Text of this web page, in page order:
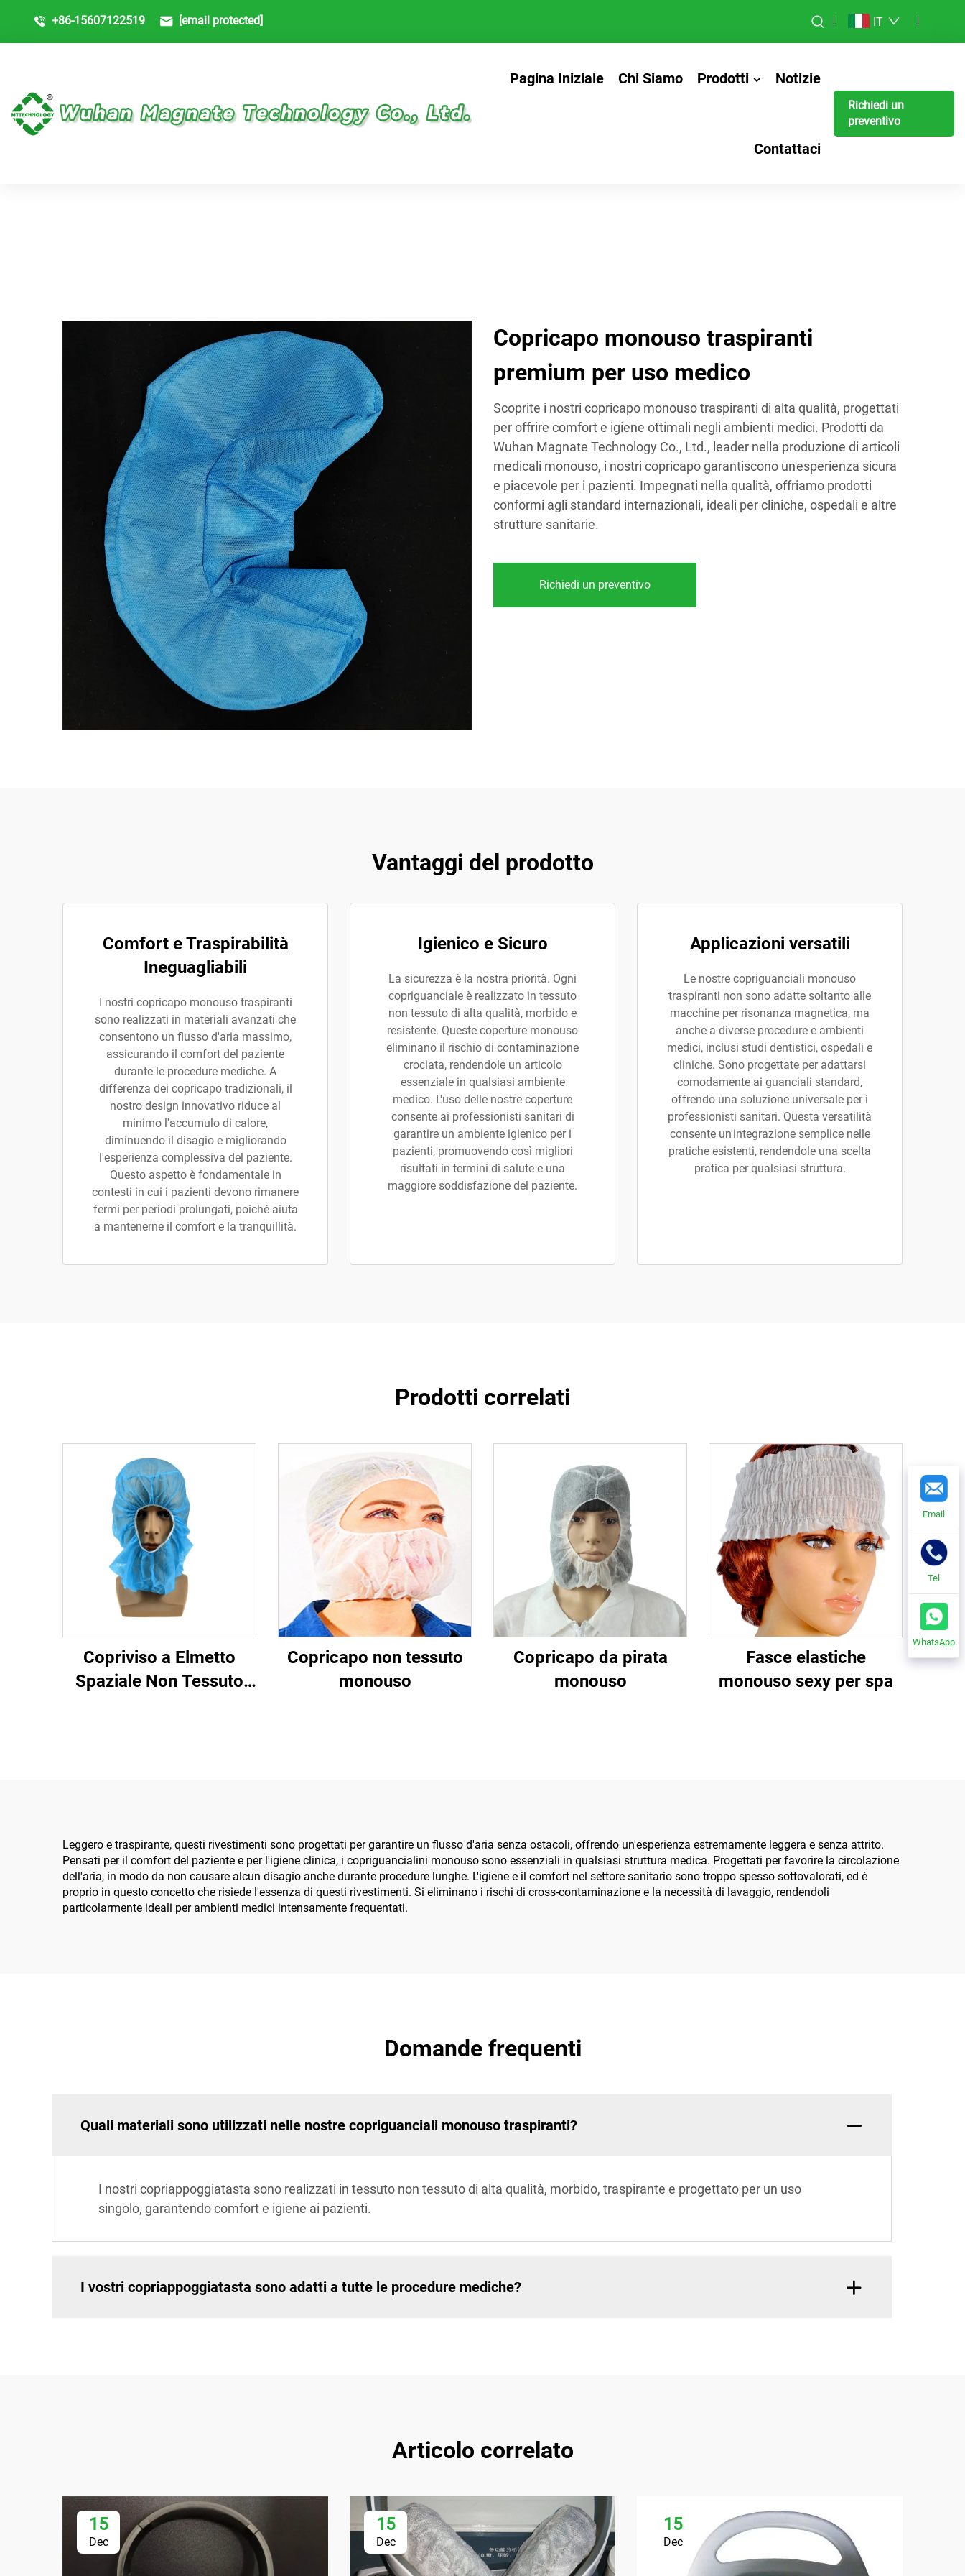
+86-15607122519 [email protected] IT
Pagina Iniziale Chi Siamo Prodotti Notizie
Contattaci
Richiedi un
preventivo
Copricapo monouso traspiranti
premium per uso medico
Scoprite i nostri copricapo monouso traspiranti di alta qualità, progettati
per offrire comfort e igiene ottimali negli ambienti medici. Prodotti da
Wuhan Magnate Technology Co., Ltd., leader nella produzione di articoli
medicali monouso, i nostri copricapo garantiscono un'esperienza sicura
e piacevole per i pazienti. Impegnati nella qualità, offriamo prodotti
conformi agli standard internazionali, ideali per cliniche, ospedali e altre
strutture sanitarie.
Richiedi un preventivo
Vantaggi del prodotto
Comfort e Traspirabilità
Ineguagliabili
I nostri copricapo monouso traspiranti
sono realizzati in materiali avanzati che
consentono un flusso d'aria massimo,
assicurando il comfort del paziente
durante le procedure mediche. A
differenza dei copricapo tradizionali, il
nostro design innovativo riduce al
minimo l'accumulo di calore,
diminuendo il disagio e migliorando
l'esperienza complessiva del paziente.
Questo aspetto è fondamentale in
contesti in cui i pazienti devono rimanere
fermi per periodi prolungati, poiché aiuta
a mantenerne il comfort e la tranquillità.
Igienico e Sicuro
La sicurezza è la nostra priorità. Ogni
copriguanciale è realizzato in tessuto
non tessuto di alta qualità, morbido e
resistente. Queste coperture monouso
eliminano il rischio di contaminazione
crociata, rendendole un articolo
essenziale in qualsiasi ambiente
medico. L'uso delle nostre coperture
consente ai professionisti sanitari di
garantire un ambiente igienico per i
pazienti, promuovendo così migliori
risultati in termini di salute e una
maggiore soddisfazione del paziente.
Applicazioni versatili
Le nostre copriguanciali monouso
traspiranti non sono adatte soltanto alle
macchine per risonanza magnetica, ma
anche a diverse procedure e ambienti
medici, inclusi studi dentistici, ospedali e
cliniche. Sono progettate per adattarsi
comodamente ai guanciali standard,
offrendo una soluzione universale per i
professionisti sanitari. Questa versatilità
consente un'integrazione semplice nelle
pratiche esistenti, rendendole una scelta
pratica per qualsiasi struttura.
Prodotti correlati
Copriviso a Elmetto
Spaziale Non Tessuto
Copricapo non tessuto
monouso
Copricapo da pirata
monouso
Fasce elastiche
monouso sexy per spa
Leggero e traspirante, questi rivestimenti sono progettati per garantire un flusso d'aria senza ostacoli, offrendo un'esperienza estremamente leggera e senza attrito.
Pensati per il comfort del paziente e per l'igiene clinica, i copriguancialini monouso sono essenziali in qualsiasi struttura medica. Progettati per favorire la circolazione
dell'aria, in modo da non causare alcun disagio anche durante procedure lunghe. L'igiene e il comfort nel settore sanitario sono troppo spesso sottovalorati, ed è
proprio in questo concetto che risiede l'essenza di questi rivestimenti. Si eliminano i rischi di cross-contaminazione e la necessità di lavaggio, rendendoli
particolarmente ideali per ambienti medici intensamente frequentati.
Domande frequenti
Quali materiali sono utilizzati nelle nostre copriguanciali monouso traspiranti?
I nostri copriappoggiatasta sono realizzati in tessuto non tessuto di alta qualità, morbido, traspirante e progettato per un uso
singolo, garantendo comfort e igiene ai pazienti.
I vostri copriappoggiatasta sono adatti a tutte le procedure mediche?
Articolo correlato
15
Dec
15
Dec
15
Dec
Email
Tel
WhatsApp